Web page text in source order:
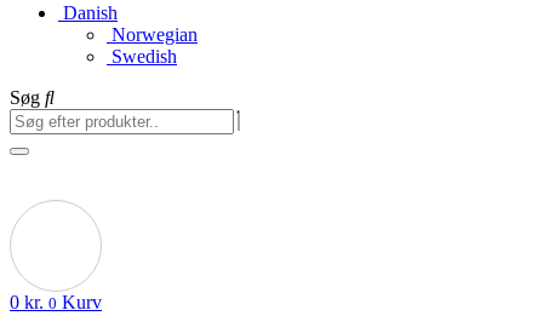
Danish
Norwegian
Swedish
Søg
0 kr. 0 Kurv